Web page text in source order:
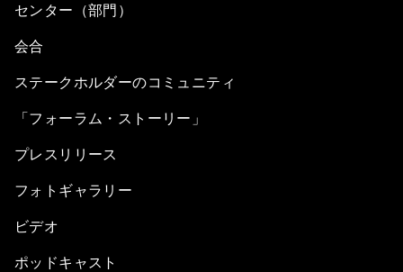
センター（部門）
会合
ステークホルダーのコミュニティ
「フォーラム・ストーリー」
プレスリリース
フォトギャラリー
ビデオ
ポッドキャスト